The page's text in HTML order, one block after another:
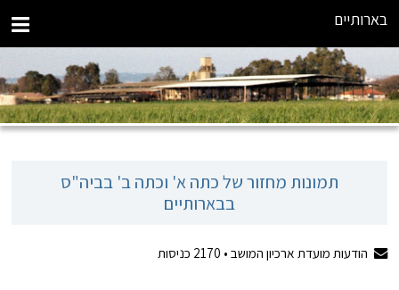
בארותיים
תמונות מחזור של כתה א' וכתה ב' בביה"ס
בבארותיים
הודעות מועדת ארכיון המושב • 2170 כניסות